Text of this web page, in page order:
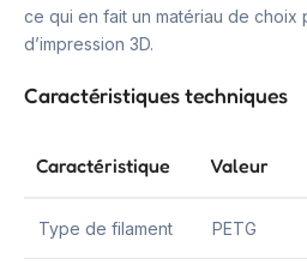
ce qui en fait un matériau de choix
d’impression 3D.
Caractéristiques techniques
Caractéristique Valeur
Type de filament PETG